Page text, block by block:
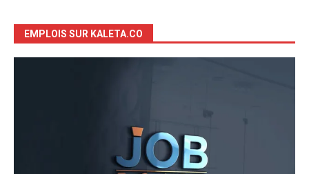
EMPLOIS SUR KALETA.CO